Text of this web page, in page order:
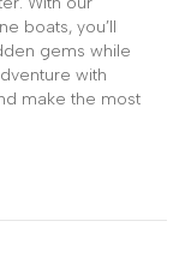
boats, you’ll
gems while
with
make the most